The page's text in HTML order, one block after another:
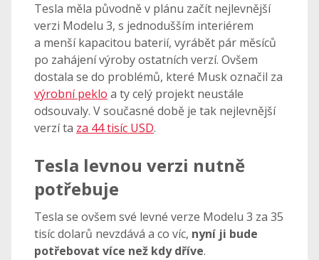
Tesla měla původně v plánu začít nejlevnější
verzi Modelu 3, s jednodušším interiérem
a menší kapacitou baterií, vyrábět pár měsíců
po zahájení výroby ostatních verzí. Ovšem
dostala se do problémů, které Musk označil za
výrobní peklo a ty celý projekt neustále
odsouvaly. V současné době je tak nejlevnější
verzí ta za 44 tisíc USD.
Tesla levnou verzi nutně
potřebuje
Tesla se ovšem své levné verze Modelu 3 za 35
tisíc dolarů nevzdává a co víc, nyní ji bude
potřebovat více než kdy dříve.